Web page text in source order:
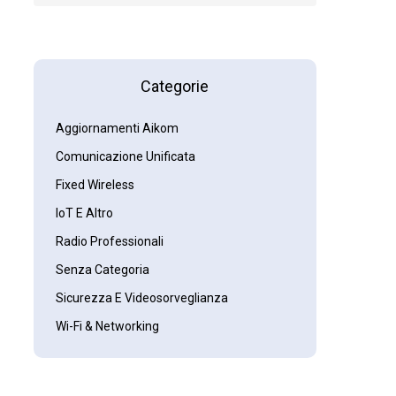
Categorie
Aggiornamenti Aikom
Comunicazione Unificata
Fixed Wireless
IoT E Altro
Radio Professionali
Senza Categoria
Sicurezza E Videosorveglianza
Wi-Fi & Networking